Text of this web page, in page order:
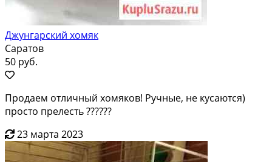
Джунгарский хомяк
Саратов
50 руб.
Продаем отличный хомяков! Ручные, не кусаются)
просто прелесть ??????
23 марта 2023